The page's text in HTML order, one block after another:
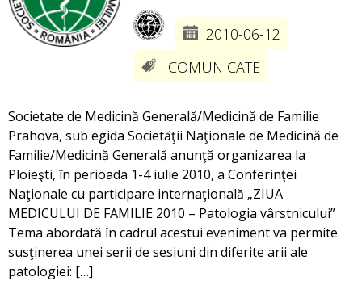
2010-06-12
COMUNICATE
Societate de Medicină Generală/Medicină de Familie
Prahova, sub egida Societăţii Naţionale de Medicină de
Familie/Medicină Generală anunţă organizarea la
Ploieşti, în perioada 1-4 iulie 2010, a Conferinţei
Naţionale cu participare internaţională „ZIUA
MEDICULUI DE FAMILIE 2010 – Patologia vârstnicului”
Tema abordată în cadrul acestui eveniment va permite
susţinerea unei serii de sesiuni din diferite arii ale
patologiei: […]